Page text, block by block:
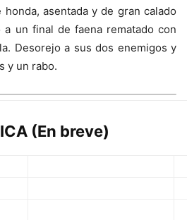
asentada y de gran calado
un final de faena rematado con
Desorejo a sus dos enemigos y
y un rabo.
(En breve)